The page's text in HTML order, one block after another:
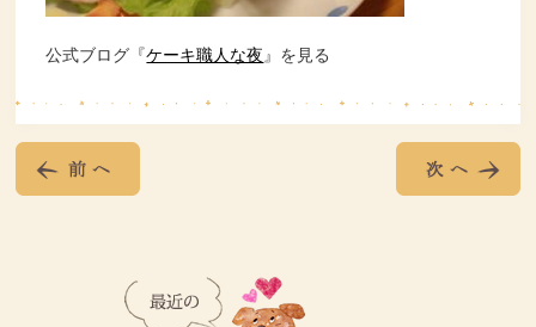
公式ブログ『ケーキ職人な夜 』を見る